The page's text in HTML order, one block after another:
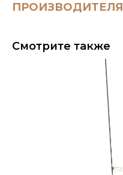
ПРОИЗВОДИТЕЛЯ
Смотрите также